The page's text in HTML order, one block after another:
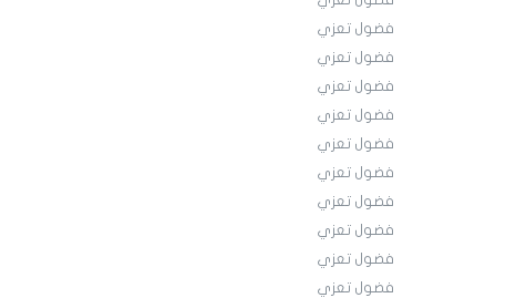
فضول تعزي
فضول تعزي
فضول تعزي
فضول تعزي
فضول تعزي
فضول تعزي
فضول تعزي
فضول تعزي
فضول تعزي
فضول تعزي